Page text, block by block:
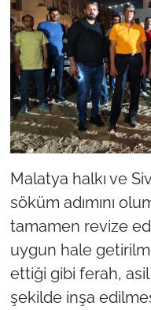
Malatya halkı ve
söküm adımını
tamamen revize
uygun hale
ettiği gibi ferah, asil
şekilde inşa